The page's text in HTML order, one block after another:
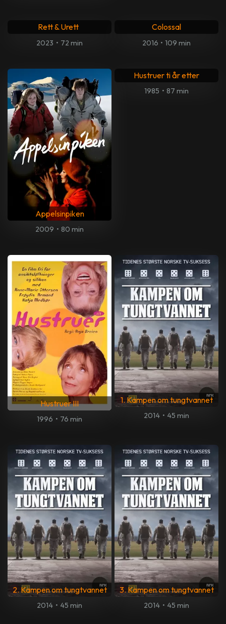
Rett & Urett
2023 • 72 min
Colossal
2016 • 109 min
Appelsinpiken
2009 • 80 min
Hustruer ti år etter
1985 • 87 min
Hustruer III
1996 • 76 min
1. Kampen om tungtvannet
2014 • 45 min
2. Kampen om tungtvannet
2014 • 45 min
3. Kampen om tungtvannet
2014 • 45 min